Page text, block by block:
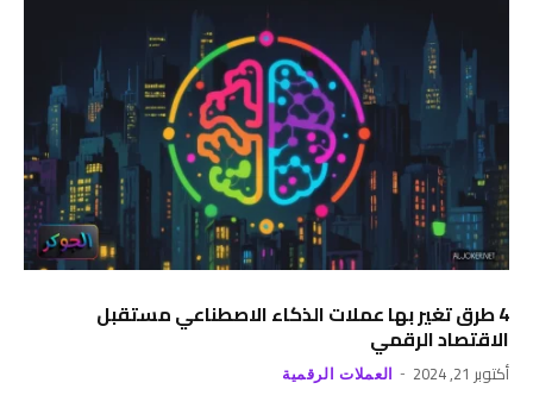
4 طرق تغير بها عملات الذكاء الاصطناعي مستقبل
الاقتصاد الرقمي
أكتوبر 21, 2024 العملات الرقمية